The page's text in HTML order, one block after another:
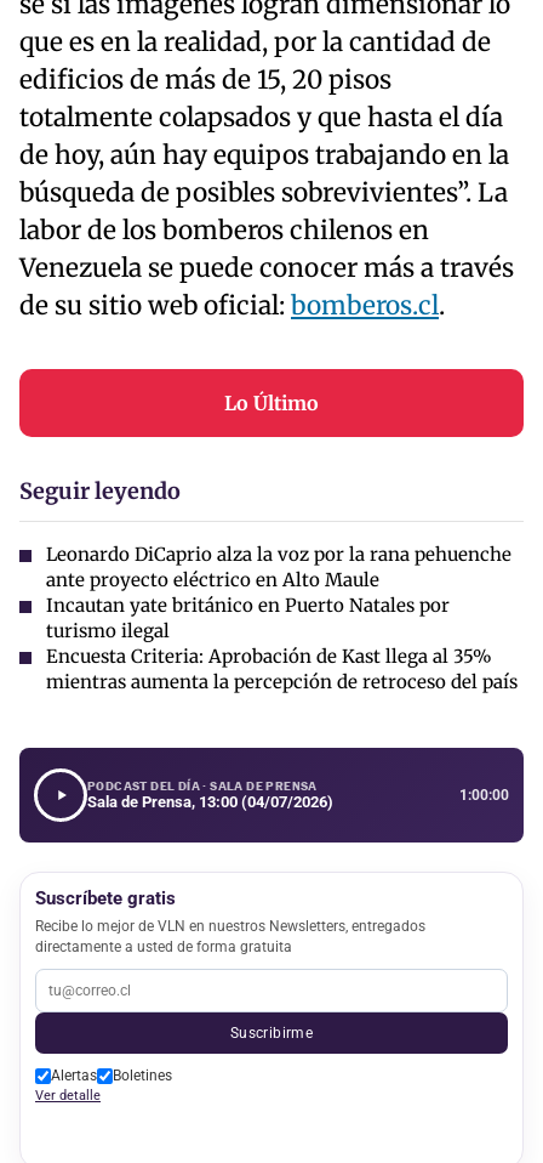
que es en la realidad, por la cantidad de
edificios de más de 15, 20 pisos
totalmente colapsados y que hasta el día
de hoy, aún hay equipos trabajando en la
búsqueda de posibles sobrevivientes”. La
labor de los bomberos chilenos en
Venezuela se puede conocer más a través
de su sitio web oficial: bomberos.cl.
Lo Último
Seguir leyendo
Leonardo DiCaprio alza la voz por la rana pehuenche
ante proyecto eléctrico en Alto Maule
Incautan yate británico en Puerto Natales por
turismo ilegal
Encuesta Criteria: Aprobación de Kast llega al 35%
mientras aumenta la percepción de retroceso del país
PODCAST DEL DÍA · SALA DE PRENSA
Sala de Prensa, 13:00 (04/07/2026) 1:00:00
Suscríbete gratis
Recibe lo mejor de VLN en nuestros Newsletters, entregados
directamente a usted de forma gratuita
Suscribirme
Alertas Boletines
Ver detalle